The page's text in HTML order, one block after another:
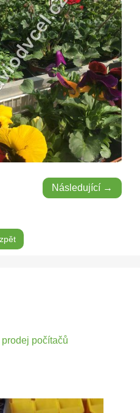
Následující →
počítačů